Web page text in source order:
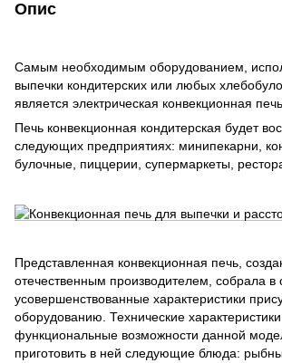
Опис
Самым необходимым оборудованием,
выпечки кондитерских или любых
является электрическая конвекционная печь.
Печь конвекционная кондитерская будет
следующих предприятиях: минипекарни,
булочные, пиццерии, супермаркеты,
Представленная конвекционная печь,
отечественным производителем, собрала в
усовершенствованные характеристики
оборудованию. Технические
функциональные возможности данной
приготовить в ней следующие блюда: